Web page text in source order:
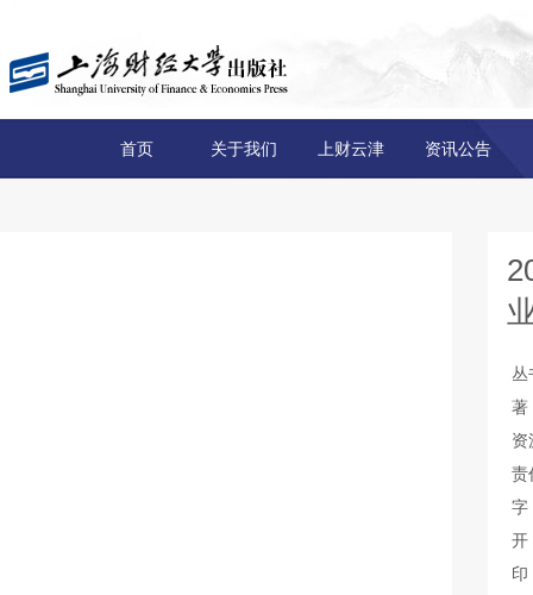
首页 关于我们 上财云津 资讯公告
丛
著
资
责